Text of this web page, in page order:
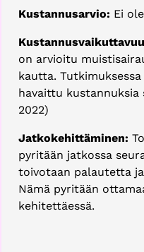
Kustannusarvio: Ei
on arvioitu
kautta.
havaittu kustannuksia
2022)
Jatkokehittäminen:
pyritään jatkossa
toivotaan palautetta
Nämä pyritään
kehitettäessä.